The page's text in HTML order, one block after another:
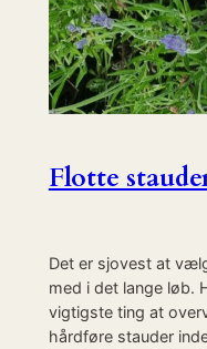
Flotte
Det er sjovest at
med i det lange løb.
vigtigste ting at
hårdføre stauder